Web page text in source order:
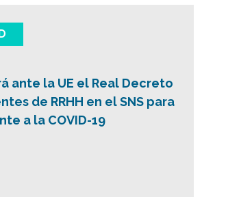
ante la UE el Real Decreto
de RRHH en el SNS para
a la COVID-19